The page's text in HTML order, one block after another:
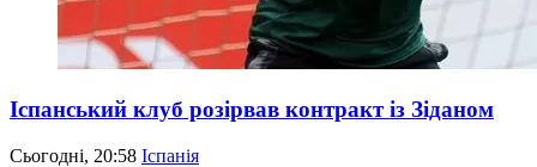
Іспанський клуб розірвав контракт із Зіданом
Сьогодні, 20:58 Іспанія